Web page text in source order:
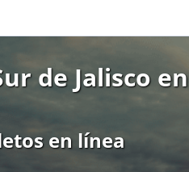
de Jalisco en
en línea